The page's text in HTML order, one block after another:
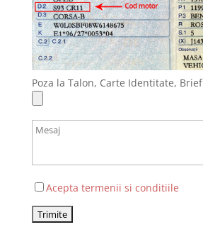
Poza la Talon, Carte Identitate, Brief
Acepta termenii si conditiile